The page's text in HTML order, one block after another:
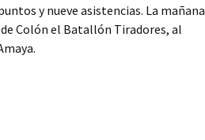
y nueve asistencias. La mañana
de Colón el Batallón Tiradores, al